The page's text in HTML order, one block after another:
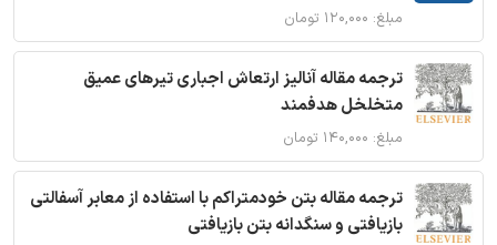
مبلغ: ۱۲۰,۰۰۰ تومان
ترجمه مقاله آنالیز ارتعاش اجباری تیرهای عمیق
متخلخل هدفمند
مبلغ: ۱۴۰,۰۰۰ تومان
ترجمه مقاله بتن خودمتراکم با استفاده از معابر آسفالتی
بازیافتی و سنگدانه بتن بازیافتی